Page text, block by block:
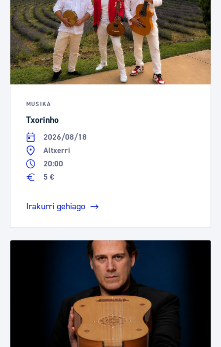
MUSIKA
Txorinho
2026/08/18
Altxerri
20:00
5 €
Irakurri gehiago